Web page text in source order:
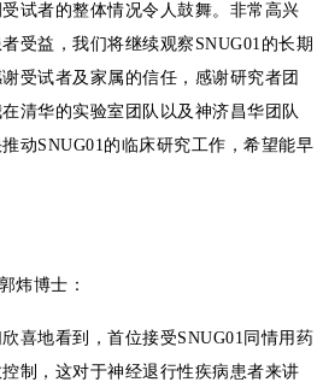
试者的整体情况令人鼓舞。非常高兴
受益，我们将继续观察 SNUG01 的长期
受试者及家属的信任，感谢研究者团
清华的实验室团队 以及神济昌华团队
动SNUG01 的临床研究工作，希望能早
郭炜博士：
喜地看到，首位接受SNUG01 同情用药
制，这对于神经退行性疾病患者来讲